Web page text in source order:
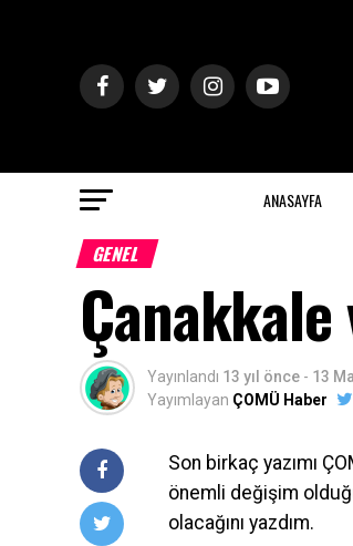
ANASAYFA
GENEL
Yayınlandı 13 yıl önce - 13
Yayımlayan ÇOMÜ Haber
Son birkaç yazımı
önemli değişim
olacağını yazdım.